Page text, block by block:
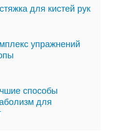
для кистей рук
упражнений
способы
для